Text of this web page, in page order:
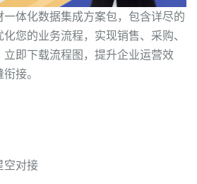
体化数据集成方案包，包含详尽的
您的业务流程，实现销售、采购、
即下载流程图，提升企业运营效
接。
空对接